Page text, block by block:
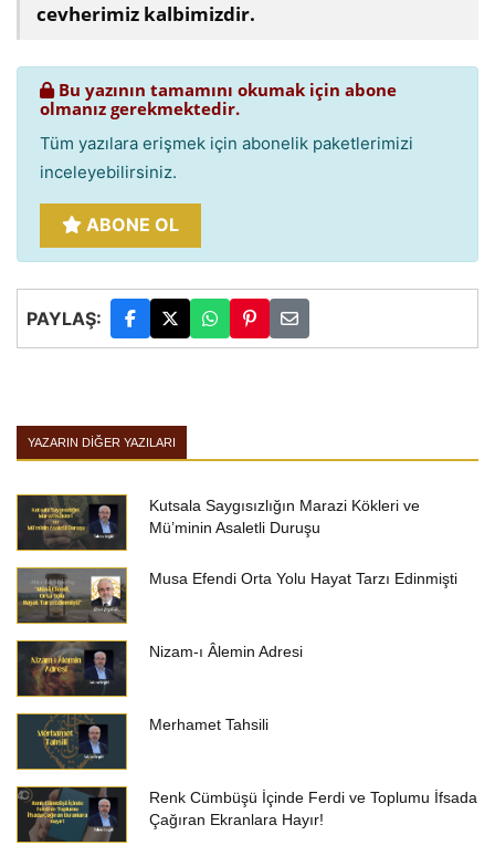
cevherimiz kalbimizdir.
Bu yazının tamamını okumak için abone
olmanız gerekmektedir.
Tüm yazılara erişmek için abonelik paketlerimizi
inceleyebilirsiniz.
ABONE OL
PAYLAŞ:
YAZARIN DIĞER YAZILARI
Kutsala Saygısızlığın Marazi Kökleri ve
Mü’minin Asaletli Duruşu
Musa Efendi Orta Yolu Hayat Tarzı Edinmişti
Nizam-ı Âlemin Adresi
Merhamet Tahsili
Renk Cümbüşü İçinde Ferdi ve Toplumu İfsada
Çağıran Ekranlara Hayır!